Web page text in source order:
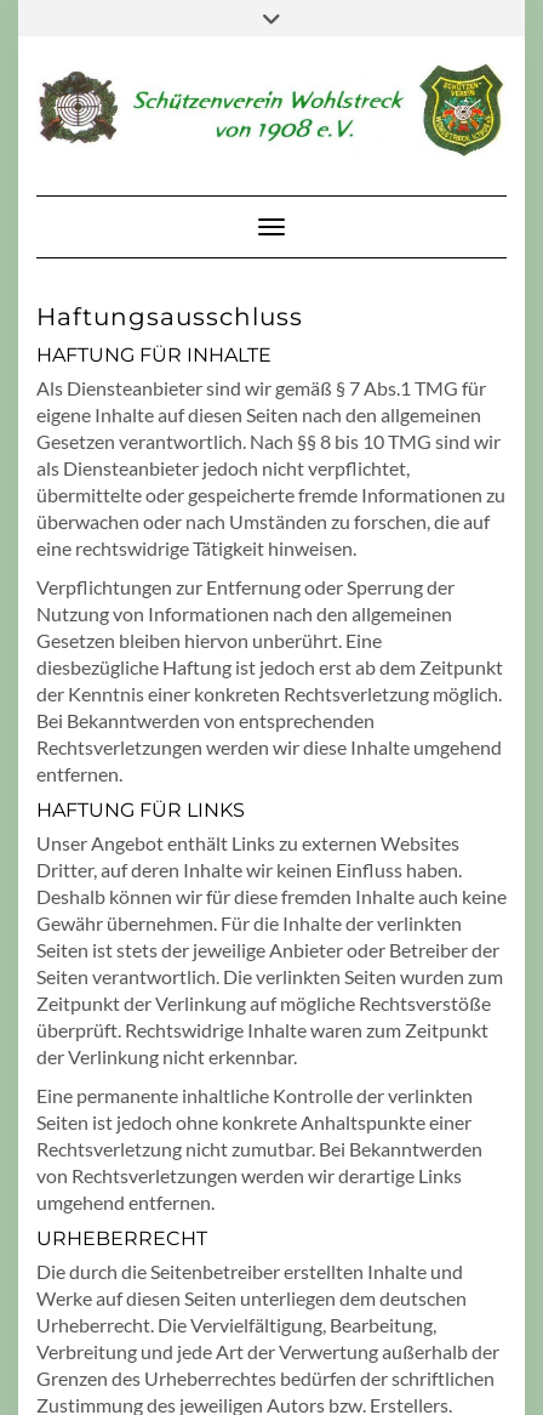
Toggle Navigation
Haftungsausschluss
HAFTUNG FÜR INHALTE
Als Diensteanbieter sind wir gemäß § 7 Abs.1 TMG für
eigene Inhalte auf diesen Seiten nach den allgemeinen
Gesetzen verantwortlich. Nach §§ 8 bis 10 TMG sind wir
als Diensteanbieter jedoch nicht verpflichtet,
übermittelte oder gespeicherte fremde Informationen zu
überwachen oder nach Umständen zu forschen, die auf
eine rechtswidrige Tätigkeit hinweisen.
Verpflichtungen zur Entfernung oder Sperrung der
Nutzung von Informationen nach den allgemeinen
Gesetzen bleiben hiervon unberührt. Eine
diesbezügliche Haftung ist jedoch erst ab dem Zeitpunkt
der Kenntnis einer konkreten Rechtsverletzung möglich.
Bei Bekanntwerden von entsprechenden
Rechtsverletzungen werden wir diese Inhalte umgehend
entfernen.
HAFTUNG FÜR LINKS
Unser Angebot enthält Links zu externen Websites
Dritter, auf deren Inhalte wir keinen Einfluss haben.
Deshalb können wir für diese fremden Inhalte auch keine
Gewähr übernehmen. Für die Inhalte der verlinkten
Seiten ist stets der jeweilige Anbieter oder Betreiber der
Seiten verantwortlich. Die verlinkten Seiten wurden zum
Zeitpunkt der Verlinkung auf mögliche Rechtsverstöße
überprüft. Rechtswidrige Inhalte waren zum Zeitpunkt
der Verlinkung nicht erkennbar.
Eine permanente inhaltliche Kontrolle der verlinkten
Seiten ist jedoch ohne konkrete Anhaltspunkte einer
Rechtsverletzung nicht zumutbar. Bei Bekanntwerden
von Rechtsverletzungen werden wir derartige Links
umgehend entfernen.
URHEBERRECHT
Die durch die Seitenbetreiber erstellten Inhalte und
Werke auf diesen Seiten unterliegen dem deutschen
Urheberrecht. Die Vervielfältigung, Bearbeitung,
Verbreitung und jede Art der Verwertung außerhalb der
Grenzen des Urheberrechtes bedürfen der schriftlichen
Zustimmung des jeweiligen Autors bzw. Erstellers.